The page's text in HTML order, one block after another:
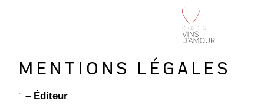
MENTIONS LÉGALES
1 – Éditeur